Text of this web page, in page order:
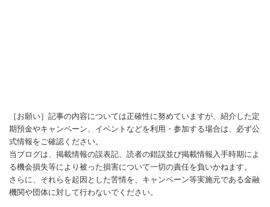
［お願い］記事の内容については正確性に努めていますが、紹介した定
期預金やキャンペーン、イベントなどを利用・参加する場合は、必ず公
式情報をご確認ください。
当ブログは、掲載情報の誤表記、読者の錯誤並び掲載情報入手時期によ
る機会損失等により被った損害について一切の責任を負いかねます。
さらに、それらを起因とした苦情を、キャンペーン等実施元である金融
機関や団体に対して行わないでください。